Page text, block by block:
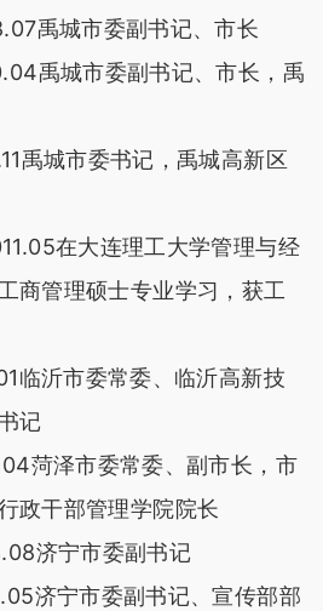
城市委副书记、市长
城市委副书记、市长，禹
城市委书记，禹城高新区
在大连理工大学管理与经
商管理硕士专业学习，获工
沂市委常委、临沂高新技
记
泽市委常委、副市长，市
政干部管理学院院长
济宁市委副书记
宁市委副书记、宣传部部